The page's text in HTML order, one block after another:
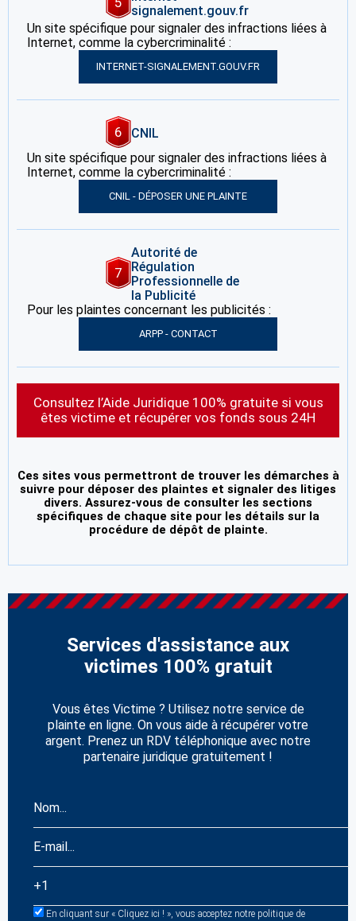
signalement.gouv.fr
Un site spécifique pour signaler des infractions liées à
Internet, comme la cybercriminalité :
INTERNET-SIGNALEMENT.GOUV.FR
6
CNIL
Un site spécifique pour signaler des infractions liées à
Internet, comme la cybercriminalité :
CNIL - DÉPOSER UNE PLAINTE
7
Autorité de
Régulation
Professionnelle de
la Publicité
Pour les plaintes concernant les publicités :
ARPP - CONTACT
Consultez l’Aide Juridique 100% gratuite si vous
êtes victime et récupérer vos fonds sous 24H
Ces sites vous permettront de trouver les démarches à
suivre pour déposer des plaintes et signaler des litiges
divers. Assurez-vous de consulter les sections
spécifiques de chaque site pour les détails sur la
procédure de dépôt de plainte.
Services d'assistance aux
victimes 100% gratuit
Vous êtes Victime ? Utilisez notre service de
plainte en ligne. On vous aide à récupérer votre
argent. Prenez un RDV téléphonique avec notre
partenaire juridique gratuitement !
En cliquant sur « Cliquez ici ! », vous acceptez notre politique de